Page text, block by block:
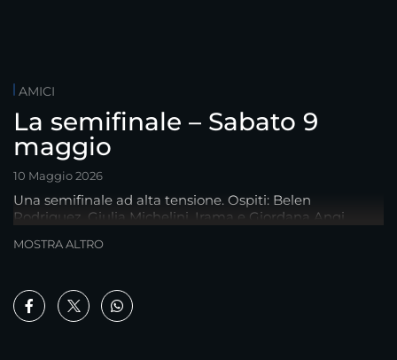
AMICI
La semifinale – Sabato 9
maggio
10 Maggio 2026
Una semifinale ad alta tensione. Ospiti: Belen
Rodriguez, Giulia Michelini, Irama e Giordana Angi.
MOSTRA ALTRO